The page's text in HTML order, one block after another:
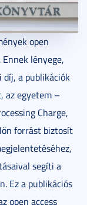
open
lényege,
a publikációk
az egyetem –
Charge,
forrást biztosít
segíti a
Ez a publikációs
open access